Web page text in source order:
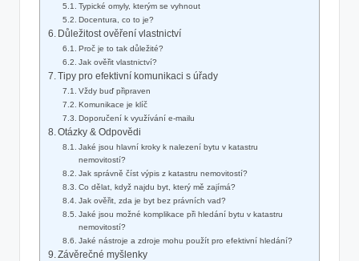
Typické ‍omyly, kterým se⁣ vyhnout
Docentura, co to je?
Důležitost ověření ‍vlastnictví
Proč je ⁢to tak důležité?
Jak ověřit​ vlastnictví?
Tipy‍ pro efektivní ‍komunikaci​ s ‍úřady
Vždy buď připraven
Komunikace je klíč
Doporučení k‌ využívání e-mailu
Otázky & ‌Odpovědi
Jaké ​jsou hlavní kroky k ⁣nalezení bytu ⁣v katastru ​
nemovitostí?
Jak správně číst výpis z katastru nemovitostí?
Co dělat, když​ najdu byt, který ⁤mě ⁢zajímá?
Jak ‍ověřit, zda je byt bez ⁢právních‌ vad?
Jaké jsou možné komplikace ‌při hledání⁣ bytu v katastru
nemovitostí?
Jaké nástroje‌ a zdroje mohu použít pro efektivní‍ hledání?
Závěrečné myšlenky